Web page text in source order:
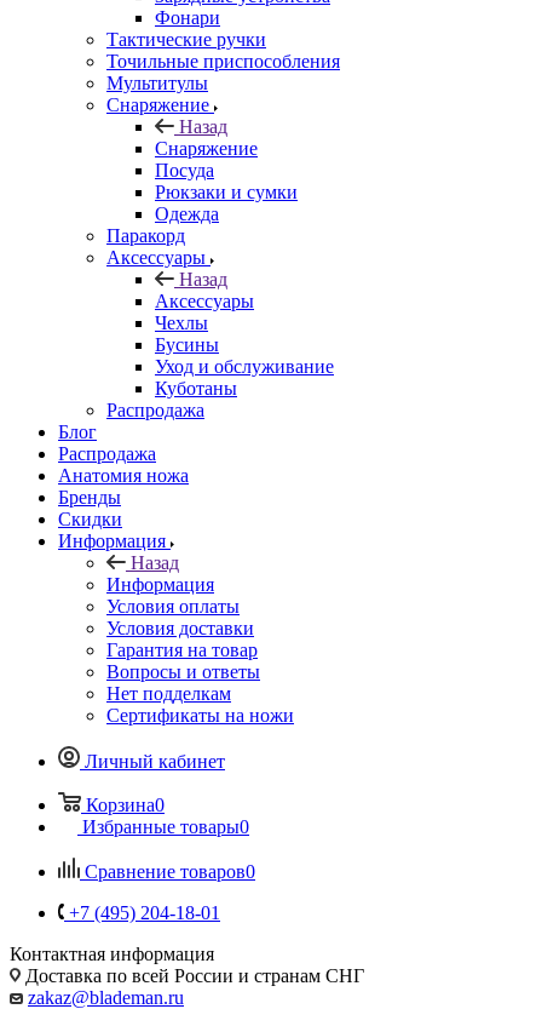
Фонари
Тактические ручки
Точильные приспособления
Мультитулы
Снаряжение
Назад
Снаряжение
Посуда
Рюкзаки и сумки
Одежда
Паракорд
Аксессуары
Назад
Аксессуары
Чехлы
Бусины
Уход и обслуживание
Куботаны
Распродажа
Блог
Распродажа
Анатомия ножа
Бренды
Скидки
Информация
Назад
Информация
Условия оплаты
Условия доставки
Гарантия на товар
Вопросы и ответы
Нет подделкам
Сертификаты на ножи
Личный кабинет
Корзина0
Избранные товары0
Сравнение товаров0
+7 (495) 204-18-01
Контактная информация
Доставка по всей России и странам СНГ
zakaz@blademan.ru